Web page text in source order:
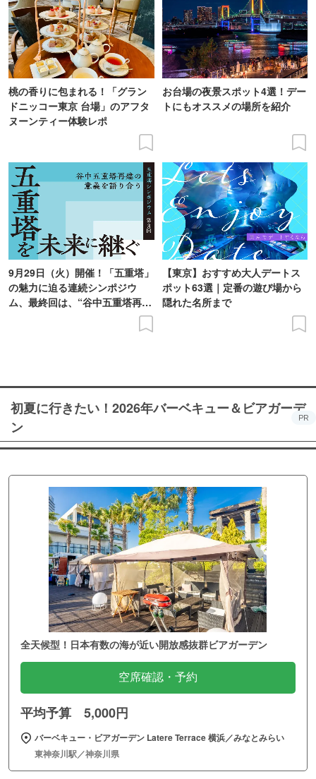
桃の香りに包まれる！「グラン
ドニッコー東京 台場」のアフタ
ヌーンティー体験レポ
お台場の夜景スポット4選！デー
トにもオススメの場所を紹介
9月29日（火）開催！「五重塔」
の魅力に迫る連続シンポジウ
ム、最終回は、“谷中五重塔再建
【東京】おすすめ大人デートス
ポット63選｜定番の遊び場から
隠れた名所まで
初夏に行きたい！2026年バーベキュー＆ビアガーデ
ン
PR
全天候型！日本有数の海が近い開放感抜群ビアガーデン
空席確認・予約
平均予算 5,000円
バーベキュー・ビアガーデン Latere Terrace 横浜／みなとみらい
東神奈川駅／神奈川県